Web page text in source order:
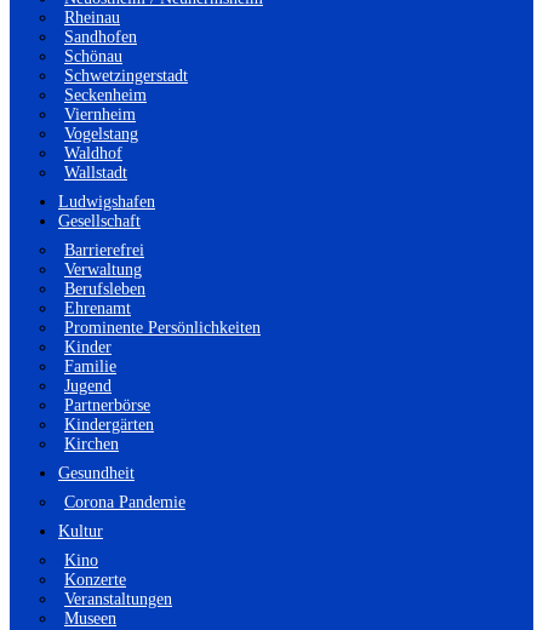
Rheinau
Sandhofen
Schönau
Schwetzingerstadt
Seckenheim
Viernheim
Vogelstang
Waldhof
Wallstadt
Ludwigshafen
Gesellschaft
Barrierefrei
Verwaltung
Berufsleben
Ehrenamt
Prominente Persönlichkeiten
Kinder
Familie
Jugend
Partnerbörse
Kindergärten
Kirchen
Gesundheit
Corona Pandemie
Kultur
Kino
Konzerte
Veranstaltungen
Museen